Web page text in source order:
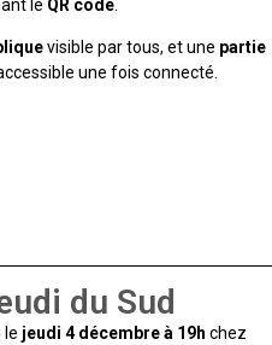
le QR code
visible par tous, et une partie
une fois connecté.
du Sud
le jeudi 4 décembre à 19h chez